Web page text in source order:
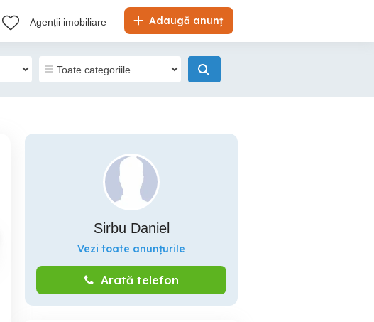
Adaugă anunț
Agenții imobiliare
Sirbu Daniel
Vezi toate anunțurile
Arată telefon